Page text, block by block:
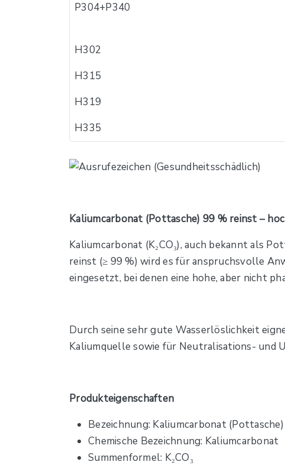
P304+P340
H302
H315
H319
H335
Kaliumcarbonat (Pottasche) 99 % reinst –
Kaliumcarbonat (K₂CO₃), auch bekannt als
reinst (≥ 99 %) wird es für anspruchsvolle
eingesetzt, bei denen eine hohe, aber nicht
Durch seine sehr gute Wasserlöslichkeit
Kaliumquelle sowie für Neutralisations- und
Produkteigenschaften
Bezeichnung: Kaliumcarbonat
Chemische Bezeichnung: Kaliumcarbonat
Summenformel: K₂CO₃